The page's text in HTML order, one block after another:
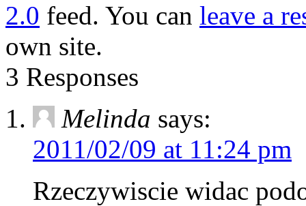
2.0 feed. You can leave a
own site.
3 Responses
Melinda says:
2011/02/09 at 11:24 pm
Rzeczywiscie widac